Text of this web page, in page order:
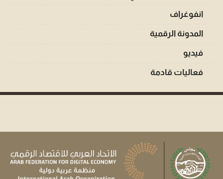
انفوغراف
المدونة الرقمية
فيديو
فعاليات قادمة